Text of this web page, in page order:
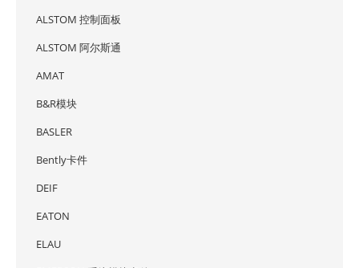
ALSTOM 控制面板
ALSTOM 阿尔斯通
AMAT
B&R模块
BASLER
Bently卡件
DEIF
EATON
ELAU